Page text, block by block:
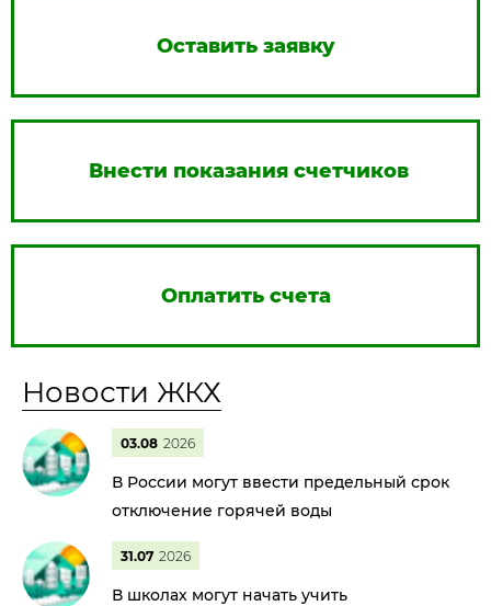
Оставить заявку
Внести показания счетчиков
Оплатить счета
Новости ЖКХ
03.08 2026
В России могут ввести предельный срок
отключение горячей воды
31.07 2026
В школах могут начать учить